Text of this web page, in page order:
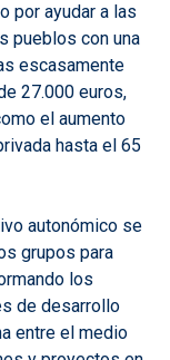
por ayudar a las
pueblos con una
escasamente
27.000 euros,
el aumento
hasta el 65
autonómico se
grupos para
los
de desarrollo
entre el medio